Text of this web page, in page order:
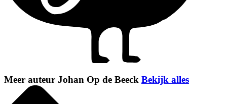
Meer auteur Johan Op de Beeck Bekijk alles